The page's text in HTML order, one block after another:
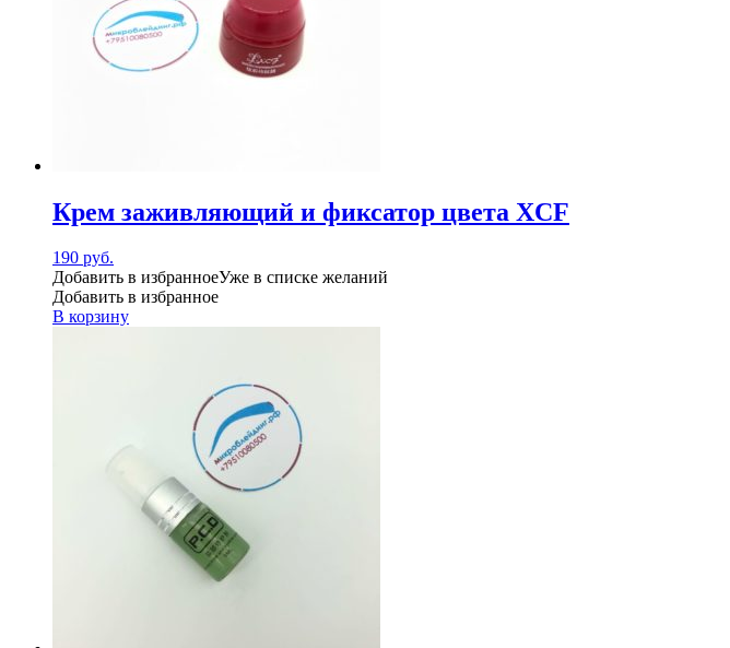
Крем заживляющий и фиксатор цвета XCF
190 руб.
Добавить в избранноеУже в списке желаний
Добавить в избранное
В корзину